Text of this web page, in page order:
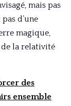
mais pas
d’une
magique,
de la relativité
des
ensemble